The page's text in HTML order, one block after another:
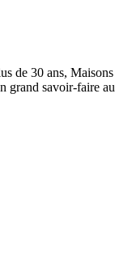
de 30 ans, Maisons
grand savoir-faire au